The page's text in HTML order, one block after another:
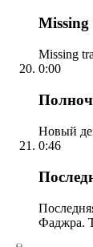
Missing
0:00
0:46
Фаджра.